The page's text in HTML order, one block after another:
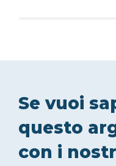
Se vuoi
questo
con i